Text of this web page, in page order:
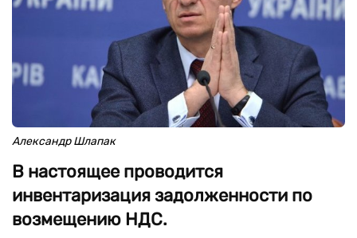
Александр Шлапак
В настоящее проводится
инвентаризация задолженности по
возмещению НДС.